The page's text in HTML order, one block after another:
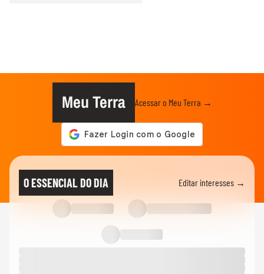
Meu Terra Acessar o Meu Terra →
O ESSENCIAL DO DIA Editar interesses →